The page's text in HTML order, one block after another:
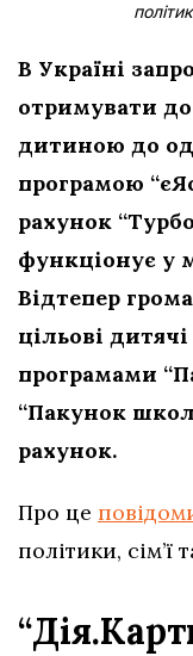
В Україні
отримувати
дитиною до
програмою
рахунок
функціонує у
Відтепер
цільові
програмами
“Пакунок
рахунок.
Про це
політики, сім’ї